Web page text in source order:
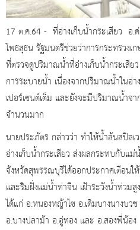
17 ต.ค.64 - ที่อ่างเก็บน้ำกระเสียว อ
โพธสุธน รัฐมนตรีช่วยว่าการกระทรวง
ที่ตรวจดูปริมาณน้ำที่อ่างเก็บน้ำกระเสีย
การระบายน้ำ เนื่องจากปริมาณน้ำในอ่
เปอร์เซนต์เต็ม และยังจะมีปริมาณน้ำจ
จำนวนมาก
นายประภัตร กล่าวว่า ทำให้น้ำล้นสปิล
อ่างเก็บน้ำกระเสียว ส่งผลกระทบกับแ
จังหวัดสุพรรณบุรีได้ออกประกาศเตือน
และริมฝั่งแม่น้ำท่าจีน เฝ้าระวังน้ำท่วมสู
ได้แก่ อ.หนองหญ้าไซ อ.เดิมบางนางบว
อ.บางปลาม้า อ.อู่ทอง และ อ.สองพี่น้อง